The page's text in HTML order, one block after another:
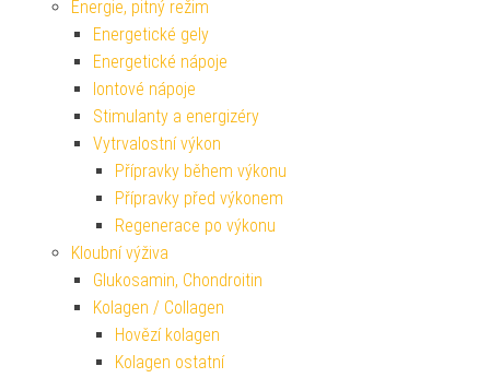
Energie, pitný režim
Energetické gely
Energetické nápoje
Iontové nápoje
Stimulanty a energizéry
Vytrvalostní výkon
Přípravky během výkonu
Přípravky před výkonem
Regenerace po výkonu
Kloubní výživa
Glukosamin, Chondroitin
Kolagen / Collagen
Hovězí kolagen
Kolagen ostatní